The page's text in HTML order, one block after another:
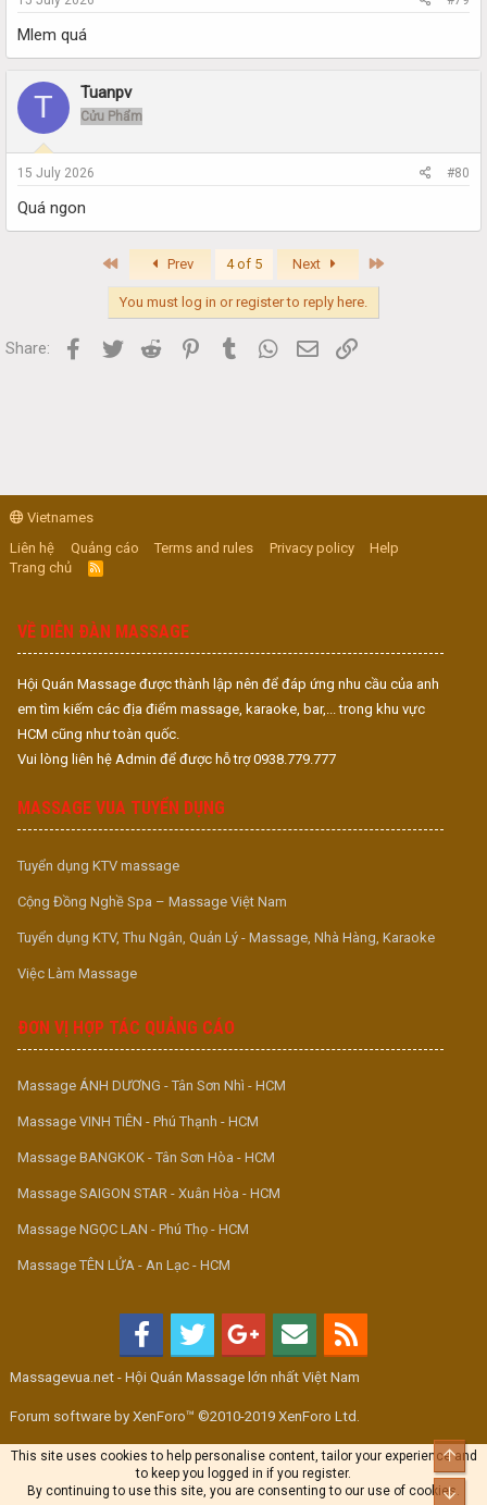
Mlem quá
T Tuanpv
Cửu Phẩm
15 July 2026 #80
Quá ngon
First Prev 4 of 5 Next
You must log in or register to reply here.
Share: Facebook
Twitter Reddit PinterestTumblr WhatsApp
Email
Vietnames
Liên hệ
Quảng cáo Terms and rules Privacy policy
Help
Trang chủ
R
S
VỀ DIỄN ĐÀN MASSAGE
Hội Quán Massage được thành lập nên để đáp ứng nhu cầu của anh
em tìm kiếm các địa điểm massage, karaoke, bar,... trong khu vực
HCM cũng như toàn quốc.
Vui lòng liên hệ Admin để được hỗ trợ 0938.779.777
MASSAGE VUA TUYỂN DỤNG
Tuyển dụng KTV massage
Cộng Đồng Nghề Spa – Massage Việt Nam
Tuyển dụng KTV, Thu Ngân, Quản Lý - Massage, Nhà Hàng, Karaoke
Việc Làm Massage
ĐƠN VỊ HỢP TÁC QUẢNG CÁO
Massage ÁNH DƯƠNG - Tân Sơn Nhì - HCM
Massage VINH TIÊN - Phú Thạnh - HCM
Massage BANGKOK - Tân Sơn Hòa - HCM
Massage SAIGON STAR - Xuân Hòa - HCM
Massage NGỌC LAN - Phú Thọ - HCM
Massage TÊN LỬA - An Lạc - HCM
Massagevua.net - Hội Quán Massage lớn nhất Việt Nam
Forum software by XenForo™ ©2010-2019 XenForo Ltd.
This site uses cookies to help personalise content, tailor your experience and
to keep you logged in if you register.
By continuing to use this site, you are consenting to our use of cookies.
Top